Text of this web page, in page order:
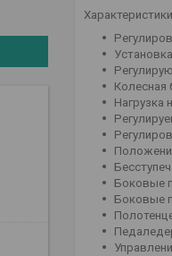
Колесная
Нагрузка
Боковые
Боковые